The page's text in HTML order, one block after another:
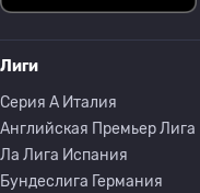
Лиги
Серия A Италия
Английская Премьер Лига
Ла Лига Испания
Бундеслига Германия